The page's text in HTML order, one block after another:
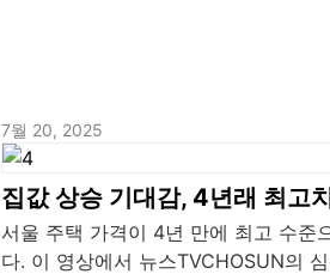
7월 20, 2025
집값 상승 기대감, 4년래 최고
서울 주택 가격이 4년 만에 최고 수준
다. 이 영상에서 뉴스TVCHOSUN의